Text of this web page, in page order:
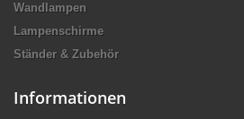
Wandlampen
Lampenschirme
Ständer & Zubehör
Informationen